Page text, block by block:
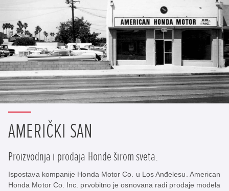
AMERIČKI SAN
Proizvodnja i prodaja Honde širom sveta.
Ispostava kompanije Honda Motor Co. u Los Anđelesu. American
Honda Motor Co. Inc. prvobitno je osnovana radi prodaje modela